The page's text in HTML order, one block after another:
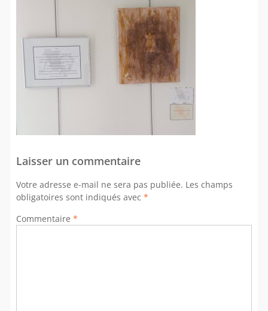
Laisser un commentaire
Votre adresse e-mail ne sera pas publiée. Les champs
obligatoires sont indiqués avec *
Commentaire *